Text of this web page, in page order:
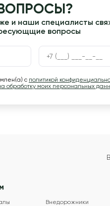
и наши специалисты
вопросы
с политикой
обработку моих персональных
Внедорожники